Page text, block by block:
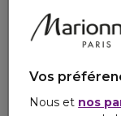
Vos
Nous et nos